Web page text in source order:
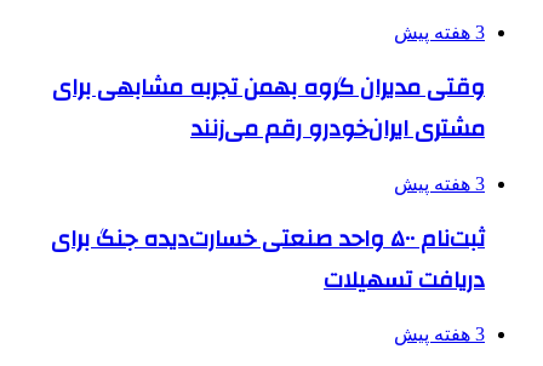
3 هفته پیش
وقتی مدیران گروه بهمن تجربه مشابهی برای
مشتری ایران‌خودرو رقم می‌زنند
3 هفته پیش
ثبت‌نام ۵۰۰ واحد صنعتی خسارت‌دیده جنگ برای
دریافت تسهیلات
3 هفته پیش